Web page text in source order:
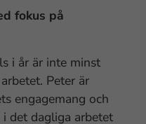
fokus på
i år är inte minst
Peter är
engagemang och
det dagliga arbetet